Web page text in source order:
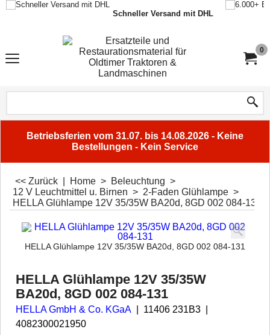
Schneller Versand mit DHL
0
Betriebsferien vom 31.07. bis 14.08.2026 - Keine
Bestellungen - Kein Service
<< Zurück Home > Beleuchtung >
12 V Leuchtmittel u. Birnen > 2-Faden Glühlampe >
HELLA Glühlampe 12V 35/35W BA20d, 8GD 002 084-131
HELLA Glühlampe 12V 35/35W BA20d, 8GD 002 084-131
HELLA Glühlampe 12V 35/35W
BA20d, 8GD 002 084-131
HELLA GmbH & Co. KGaA
11406 231B3
4082300021950